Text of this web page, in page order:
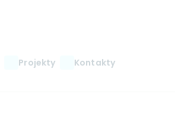
Projekty Kontakty